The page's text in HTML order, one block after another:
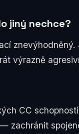
jiný nechce?
výrazně
CC
zachránit